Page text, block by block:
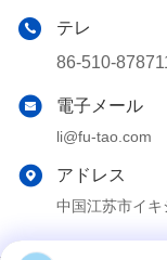
テレ
86-510-
電子メール
li@fu-tao.com
アドレス
中国江苏市イ